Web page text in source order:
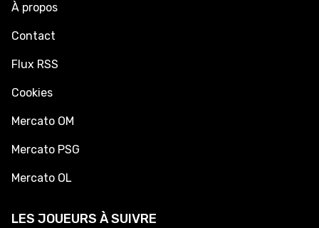
À propos
Contact
Flux RSS
Cookies
Mercato OM
Mercato PSG
Mercato OL
LES JOUEURS À SUIVRE